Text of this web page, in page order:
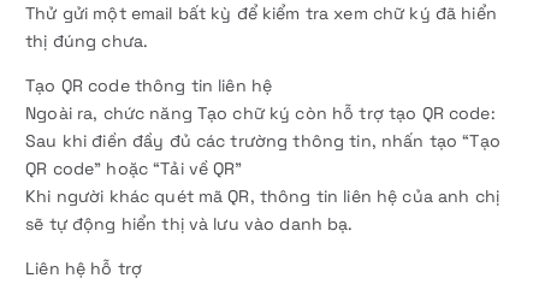
Thử gửi một email bất kỳ để kiểm tra xem chữ ký đã hiển
thị đúng chưa.
Tạo QR code thông tin liên hệ
Ngoài ra, chức năng Tạo chữ ký còn hỗ trợ tạo QR code:
Sau khi điền đầy đủ các trường thông tin, nhấn tạo “Tạo
QR code” hoặc “Tải về QR”
Khi người khác quét mã QR, thông tin liên hệ của anh chị
sẽ tự động hiển thị và lưu vào danh bạ.
Liên hệ hỗ trợ